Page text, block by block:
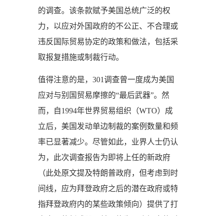
的调查。该条款赋予美国总统广泛的权
力，以应对外国政府的不公正、不合理或
违反国际贸易协定的政策和做法，包括采
取报复措施或制裁行动。
值得注意的是，301调查曾一度成为美国
应对与别国贸易摩擦的“最后武器”。然
而，自1994年世界贸易组织（WTO）成
立后，美国发动单边制裁的案例数量和频
率已显著减少。尽管如此，业界人士仍认
为，此次调查报告为即将上任的新政府
（此处原文提及特朗普政府，但考虑到时
间线，应为拜登政府之后的潜在政府或特
指拜登政府内的某些政策倾向）提供了打